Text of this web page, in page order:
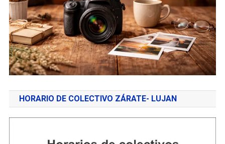
HORARIO DE COLECTIVO ZÁRATE- LUJAN